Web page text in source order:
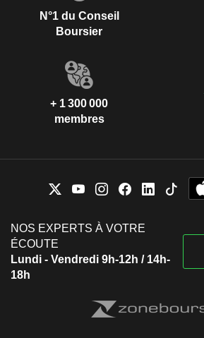
N°1 du Conseil
Boursier
+ 1 300 000
membres
NOS EXPERTS À VOTRE
ÉCOUTE
Lundi - Vendredi 9h-12h / 14h-
18h